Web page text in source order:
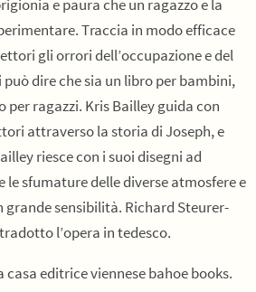
e paura che un ragazzo e la
Traccia in modo efficace
gli orrori dell’occupazione e del
dire che sia un libro per bambini,
per ragazzi. Kris Bailley guida con
attraverso la storia di Joseph, e
riesce con i suoi disegni ad
sfumature delle diverse atmosfere e
grande sensibilità. Richard Steurer-
l’opera in tedesco.
casa editrice viennese bahoe books.